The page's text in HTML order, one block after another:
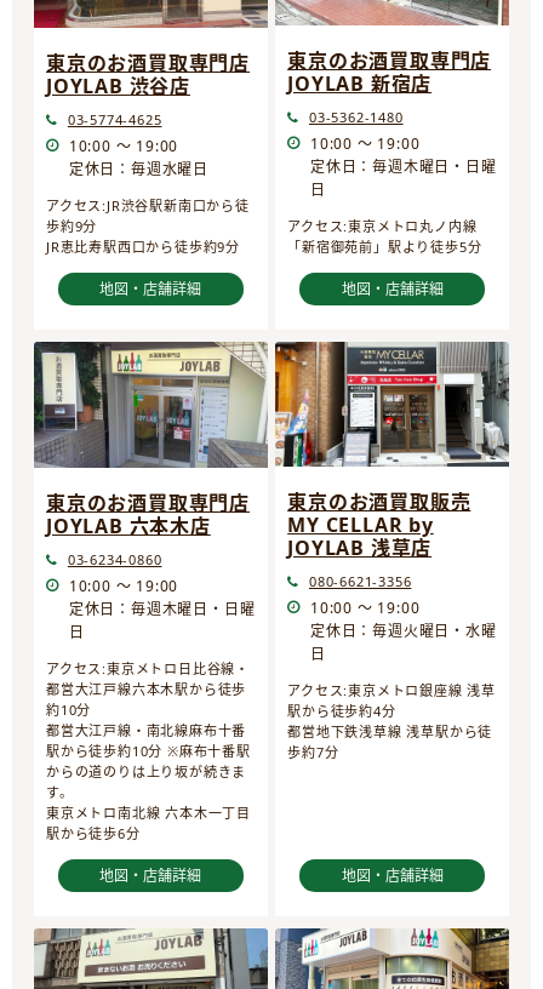
東京のお酒買取専門店
JOYLAB 渋谷店
03-5774-4625
10:00 ～ 19:00
定休日：毎週水曜日
アクセス:JR渋谷駅新南口から徒
歩約9分
JR恵比寿駅西口から徒歩約9分
地図・店舗詳細
東京のお酒買取専門店
JOYLAB 新宿店
03-5362-1480
10:00 ～ 19:00
定休日：毎週木曜日・日曜
日
アクセス:東京メトロ丸ノ内線
「新宿御苑前」駅より徒歩5分
地図・店舗詳細
東京のお酒買取専門店
JOYLAB 六本木店
03-6234-0860
10:00 ～ 19:00
定休日：毎週木曜日・日曜
日
アクセス:東京メトロ日比谷線・
都営大江戸線六本木駅から徒歩
約10分
都営大江戸線・南北線麻布十番
駅から徒歩約10分 ※麻布十番駅
からの道のりは上り坂が続きま
す。
東京メトロ南北線 六本木一丁目
駅から徒歩6分
地図・店舗詳細
東京のお酒買取販売
MY CELLAR by
JOYLAB 浅草店
080-6621-3356
10:00 ～ 19:00
定休日：毎週火曜日・水曜
日
アクセス:東京メトロ銀座線 浅草
駅から徒歩約4分
都営地下鉄浅草線 浅草駅から徒
歩約7分
地図・店舗詳細